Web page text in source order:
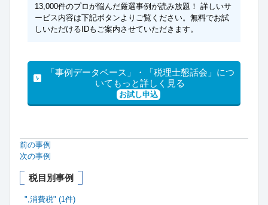
13,000件のプロが悩んだ厳選事例が読み放題！ 詳しいサ
ービス内容は下記ボタンよりご覧ください。無料でお試
しいただけるIDもご案内させていただきます。
「事例データベース」・「税理士懇話会」につ
いてもっと詳しく見る
お試し申込
前の事例
次の事例
税目別事例
",消費税" (1件)